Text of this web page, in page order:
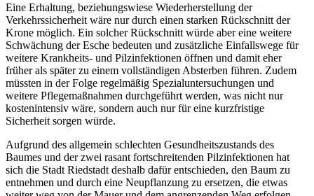
Eine Erhaltung, beziehungswiese Wiederherstellung der
Verkehrssicherheit wäre nur durch einen starken Rückschnitt der
Krone möglich. Ein solcher Rückschnitt würde aber eine weitere
Schwächung der Esche bedeuten und zusätzliche Einfallswege für
weitere Krankheits- und Pilzinfektionen öffnen und damit eher
früher als später zu einem vollständigen Absterben führen. Zudem
müssten in der Folge regelmäßig Spezialuntersuchungen und
weitere Pflegemaßnahmen durchgeführt werden, was nicht nur
kostenintensiv wäre, sondern auch nur für eine kurzfristige
Sicherheit sorgen würde.
Aufgrund des allgemein schlechten Gesundheitszustands des
Baumes und der zwei rasant fortschreitenden Pilzinfektionen hat
sich die Stadt Riedstadt deshalb dafür entschieden, den Baum zu
entnehmen und durch eine Neupflanzung zu ersetzen, die etwas